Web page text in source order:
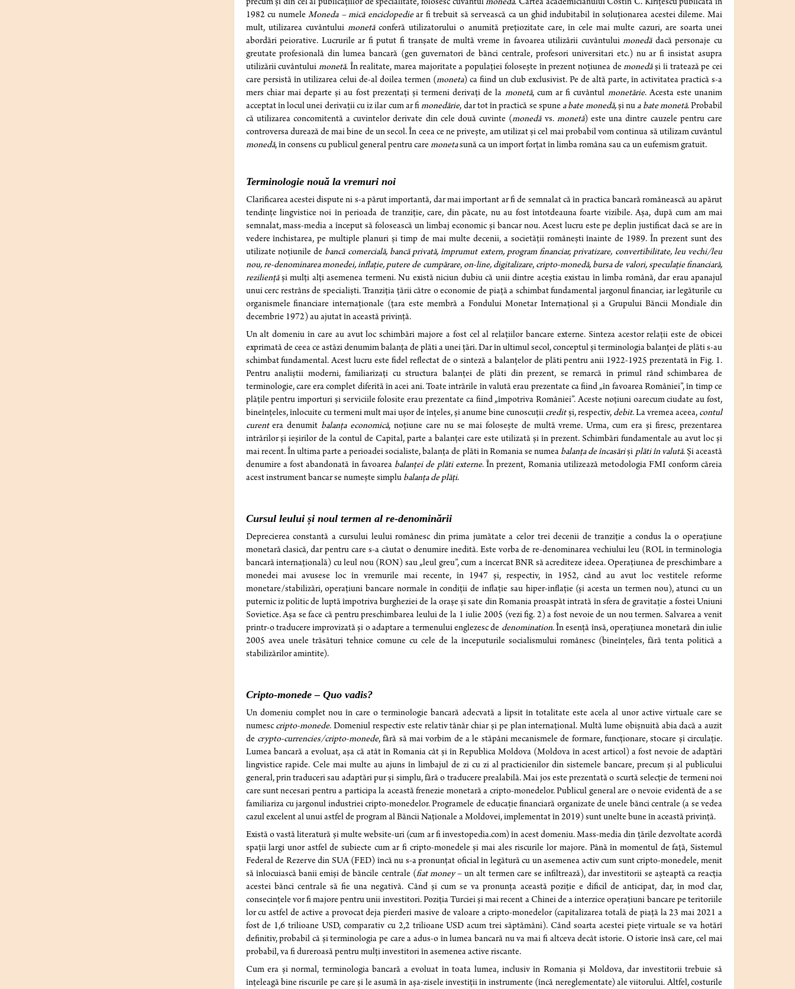
precum și din cel al publicațiilor de specialitate, folosesc cuvântulmoneda. Cartea academicianului Costin C. Kirițescu publicată în
1982 cu numeleMoneda – mică enciclopediear fi trebuit să servească ca un ghid indubitabil în soluționarea acestei dileme. Mai
mult, utilizarea cuvântului monetăconferă utilizatorului o anumită prețiozitate care, în cele mai multe cazuri, are soarta unei
abordări peiorative. Lucrurile ar fi putut fi tranșate de multă vreme în favoarea utilizării cuvântuluimonedădacă personaje cu
greutate profesională din lumea bancară (gen guvernatori de bănci centrale, profesori universitari etc.) nu ar fi insistat asupra
utilizării cuvântului monetă. În realitate, marea majoritate a populației folosește în prezent noțiunea demonedăși îi tratează pe cei
care persistă în utilizarea celui de-al doilea termen (moneta) ca fiind un club exclusivist. Pe de altă parte, în activitatea practică s-a
mers chiar mai departe și au fost prezentați și termeni derivați de la monetă, cum ar fi cuvântul monetărie. Acesta este unanim
acceptat în locul unei derivații cu iz ilar cum ar fimonedărie, dar tot în practică se spune a bate monedă,și nu a bate monetă. Probabil
că utilizarea concomitentă a cuvintelor derivate din cele două cuvinte (monedăvs. monetă) este una dintre cauzele pentru care
controversa durează de mai bine de un secol. În ceea ce ne privește, am utilizat și cel mai probabil vom continua să utilizam cuvântul
monedă, în consens cu publicul general pentru caremonetasună ca un import forțat în limba româna sau ca un eufemism gratuit.
Terminologie nouă la vremuri noi
Clarificarea acestei dispute ni s-a părut importantă, dar mai important ar fi de semnalat că în practica bancară românească au apărut
tendințe lingvistice noi în perioada de tranziție, care, din păcate, nu au fost întotdeauna foarte vizibile. Așa, după cum am mai
semnalat, mass-media a început să folosească un limbaj economic și bancar nou. Acest lucru este pe deplin justificat dacă se are în
vedere închistarea, pe multiple planuri și timp de mai multe decenii, a societății românești înainte de 1989. În prezent sunt des
utilizate noțiunile de bancă comercială, bancă privată, împrumut extern, program financiar, privatizare, convertibilitate, leu vechi/leu
nou, re-denominarea monedei, inflație, putere de cumpărare, on-line, digitalizare, cripto-monedă, bursa de valori, speculație financiară,
reziliențăși mulți alți asemenea termeni. Nu există niciun dubiu că unii dintre aceștia existau în limba română, dar erau apanajul
unui cerc restrâns de specialiști. Tranziția țării către o economie de piață a schimbat fundamental jargonul financiar, iar legăturile cu
organismele financiare internaționale (țara este membră a Fondului Monetar Internațional și a Grupului Băncii Mondiale din
decembrie 1972) au ajutat în această privință.
Un alt domeniu în care au avut loc schimbări majore a fost cel al relațiilor bancare externe. Sinteza acestor relații este de obicei
exprimată de ceea ce astăzi denumim balanța de plăti a unei țări. Dar în ultimul secol, conceptul și terminologia balanței de plăti s-au
schimbat fundamental. Acest lucru este fidel reflectat de o sinteză a balanțelor de plăti pentru anii 1922-1925 prezentată în Fig. 1.
Pentru analiștii moderni, familiarizați cu structura balanței de plăti din prezent, se remarcă în primul rând schimbarea de
terminologie, care era complet diferită în acei ani. Toate intrările în valută erau prezentate ca fiind „în favoarea României”, în timp ce
plățile pentru importuri și serviciile folosite erau prezentate ca fiind „împotriva României”. Aceste noțiuni oarecum ciudate au fost,
bineînțeles, înlocuite cu termeni mult mai ușor de înțeles, și anume bine cunoscuții creditși, respectiv, debit. La vremea aceea, contul
curentera denumit balanța economică, noțiune care nu se mai folosește de multă vreme. Urma, cum era și firesc, prezentarea
intrărilor și ieșirilor de la contul de Capital, parte a balanței care este utilizată și în prezent. Schimbări fundamentale au avut loc și
mai recent. În ultima parte a perioadei socialiste, balanța de plăti în Romania se numea balanța de încasăriși plăti în valută. Și această
denumire a fost abandonată în favoarea balanței de plăti externe. În prezent, Romania utilizează metodologia FMI conform căreia
acest instrument bancar se numește simplu balanța de plăți.
Cursul leului și noul termen al re-denominării
Deprecierea constantă a cursului leului românesc din prima jumătate a celor trei decenii de tranziție a condus la o operațiune
monetară clasică, dar pentru care s-a căutat o denumire inedită. Este vorba de re-denominarea vechiului leu (ROL în terminologia
bancară internațională) cu leul nou (RON) sau „leul greu”, cum a încercat BNR să acrediteze ideea. Operațiunea de preschimbare a
monedei mai avusese loc în vremurile mai recente, în 1947 și, respectiv, în 1952, când au avut loc vestitele reforme
monetare/stabilizări, operațiuni bancare normale în condiții de inflație sau hiper-inflație (și acesta un termen nou), atunci cu un
puternic iz politic de luptă împotriva burgheziei de la orașe și sate din Romania proaspăt intrată în sfera de gravitație a fostei Uniuni
Sovietice. Așa se face că pentru preschimbarea leului de la 1 iulie 2005 (vezi fig. 2) a fost nevoie de un nou termen. Salvarea a venit
printr-o traducere improvizată și o adaptare a termenului englezesc de denomination. În esență însă, operațiunea monetară din iulie
2005 avea unele trăsături tehnice comune cu cele de la începuturile socialismului românesc (bineînțeles, fără tenta politică a
stabilizărilor amintite).
Cripto-monede – Quo vadis?
Un domeniu complet nou în care o terminologie bancară adecvată a lipsit în totalitate este acela al unor active virtuale care se
numesccripto-monede. Domeniul respectiv este relativ tânăr chiar și pe plan internațional. Multă lume obișnuită abia dacă a auzit
de crypto-currencies/cripto-monede, fără să mai vorbim de a le stăpâni mecanismele de formare, funcționare, stocare și circulație.
Lumea bancară a evoluat, așa că atât în Romania cât și în Republica Moldova (Moldova în acest articol) a fost nevoie de adaptări
lingvistice rapide. Cele mai multe au ajuns în limbajul de zi cu zi al practicienilor din sistemele bancare, precum și al publicului
general, prin traduceri sau adaptări pur și simplu, fără o traducere prealabilă. Mai jos este prezentată o scurtă selecție de termeni noi
care sunt necesari pentru a participa la această frenezie monetară a cripto-monedelor.Publicul general are o nevoie evidentă de a se
familiariza cu jargonul industriei cripto-monedelor. Programele de educație financiară organizate de unele bănci centrale (a se vedea
cazul excelent al unui astfel de program al Băncii Naționale a Moldovei, implementat în 2019) sunt unelte bune în această privință.
Există o vastă literatură și multe website-uri (cum ar fi investopedia.com) în acest domeniu. Mass-media din țările dezvoltate acordă
spații largi unor astfel de subiecte cum ar fi cripto-monedele şi mai ales riscurile lor majore. Până în momentul de față, Sistemul
Federal de Rezerve din SUA (FED) încă nu s-a pronunțat oficial în legătură cu un asemenea activ cum sunt cripto-monedele, menit
să înlocuiască banii emiși de băncile centrale (fiat money– un alt termen care se infiltrează), dar investitorii se așteaptă ca reacția
acestei bănci centrale să fie una negativă. Când și cum se va pronunța această poziție e dificil de anticipat, dar, în mod clar,
consecințele vor fi majore pentru unii investitori. Poziția Turciei și mai recent a Chinei de a interzice operațiuni bancare pe teritoriile
lor cu astfel de active a provocat deja pierderi masive de valoare a cripto-monedelor (capitalizarea totală de piață la 23 mai 2021 a
fost de 1,6 trilioane USD, comparativ cu 2,2 trilioane USD acum trei săptămâni). Când soarta acestei piețe virtuale se va hotărî
definitiv, probabil că și terminologia pe care a adus-o în lumea bancară nu va mai fi altceva decât istorie. O istorie însă care, cel mai
probabil, va fi dureroasă pentru mulți investitori în asemenea active riscante.
Cum era și normal, terminologia bancară a evoluat în toata lumea, inclusiv în Romania și Moldova, dar investitorii trebuie să
înțeleagă bine riscurile pe care și le asumă în așa-zisele investiții în instrumente (încă nereglementate) ale viitorului. Altfel, costurile